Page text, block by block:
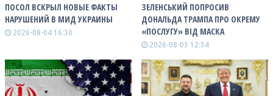
ПОСОЛ ВСКРЫЛ НОВЫЕ ФАКТЫ
НАРУШЕНИЙ В МИД УКРАИНЫ
2026-08-04 16:30
ЗЕЛЕНСЬКИЙ ПОПРОСИВ
ДОНАЛЬДА ТРАМПА ПРО ОКРЕМУ
«ПОСЛУГУ» ВІД МАСКА
2026-08-03 12:34